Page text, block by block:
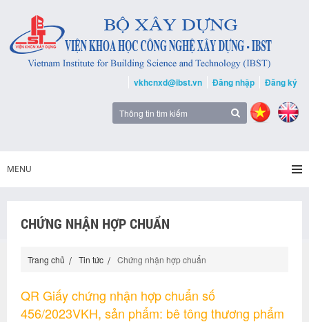
vkhcnxd@ibst.vn Đăng nhập Đăng ký
MENU
CHỨNG NHẬN HỢP CHUẨN
Trang chủ Tin tức Chứng nhận hợp chuẩn
QR Giấy chứng nhận hợp chuẩn số
456/2023VKH, sản phẩm: bê tông thương phẩm